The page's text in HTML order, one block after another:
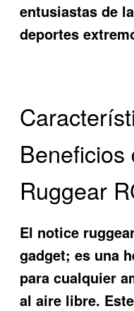
entusiastas de
deportes
Beneficios
Ruggear
El notice
gadget; es una
para cualquier
al aire libre.